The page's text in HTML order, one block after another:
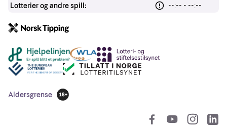
Lotterier og andre spill:
--:-- - --:--
Andre lenker
Aldersgrense
18 år